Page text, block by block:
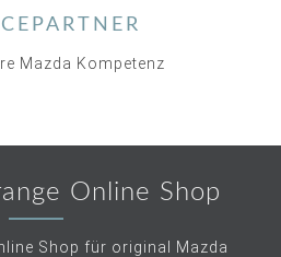
Mazda Kompetenz
Online Shop
Shop für original Mazda